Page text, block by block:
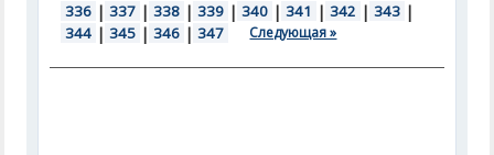
336 | 337 | 338 | 339 | 340 | 341 | 342 | 343 |
344 | 345 | 346 | 347 Следующая »